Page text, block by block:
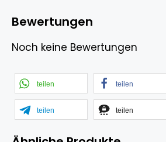
Bewertungen
Noch keine Bewertungen
teilen teilen
teilen teilen